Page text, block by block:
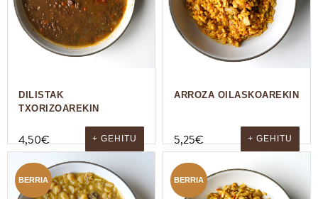
DILISTAK
TXORIZOAREKIN
4,50€ + GEHITU
ARROZA OILASKOAREKIN
5,25€ + GEHITU
BERRIA BERRIA